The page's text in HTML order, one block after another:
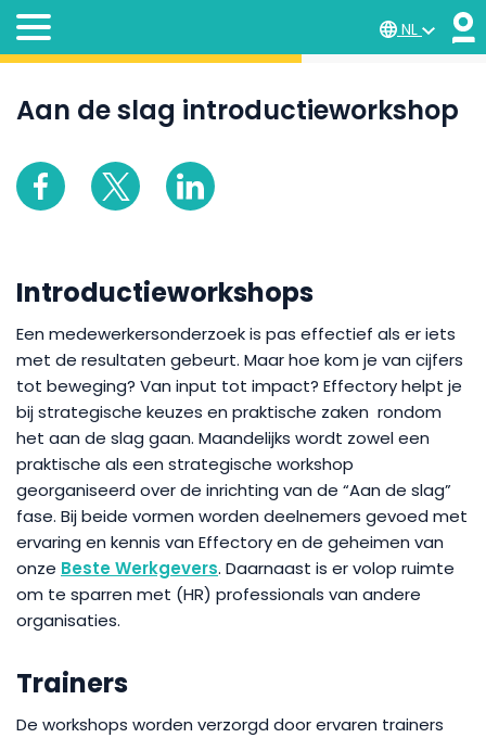
NL
Aan de slag introductieworkshop
Introductieworkshops
Een medewerkersonderzoek is pas effectief als er iets
met de resultaten gebeurt. Maar hoe kom je van cijfers
tot beweging? Van input tot impact? Effectory helpt je
bij strategische keuzes en praktische zaken rondom
het aan de slag gaan. Maandelijks wordt zowel een
praktische als een strategische workshop
georganiseerd over de inrichting van de “Aan de slag”
fase. Bij beide vormen worden deelnemers gevoed met
ervaring en kennis van Effectory en de geheimen van
onze Beste Werkgevers. Daarnaast is er volop ruimte
om te sparren met (HR) professionals van andere
organisaties.
Trainers
De workshops worden verzorgd door ervaren trainers